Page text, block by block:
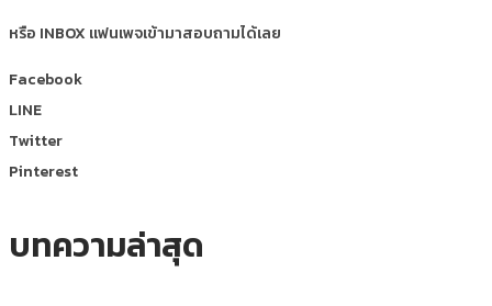
หรือ INBOX แฟนเพจเข้ามาสอบถามได้เลย
Facebook
LINE
Twitter
Pinterest
บทความล่าสุด